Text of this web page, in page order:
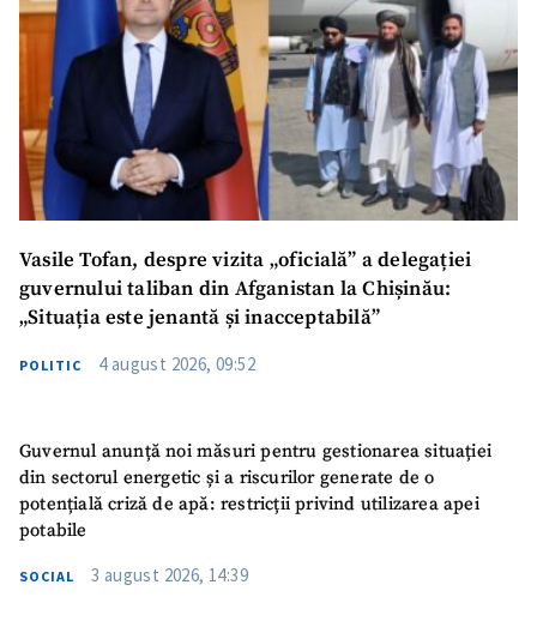
Vasile Tofan, despre vizita „oficială” a delegației
guvernului taliban din Afganistan la Chișinău:
„Situația este jenantă și inacceptabilă”
POLITIC 4 august 2026, 09:52
Guvernul anunță noi măsuri pentru gestionarea situației
din sectorul energetic și a riscurilor generate de o
potențială criză de apă: restricții privind utilizarea apei
potabile
SOCIAL 3 august 2026, 14:39